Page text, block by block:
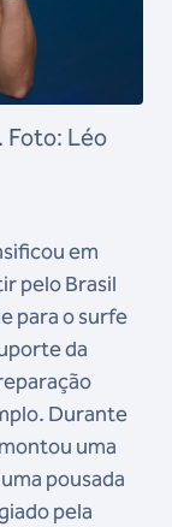
Foto: Léo
em
pelo Brasil
para o surfe
da
Durante
uma
pousada
pela